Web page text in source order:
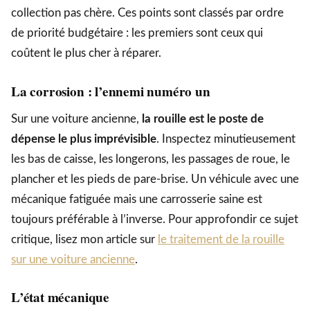
collection pas chère. Ces points sont classés par ordre
de priorité budgétaire : les premiers sont ceux qui
coûtent le plus cher à réparer.
La corrosion : l’ennemi numéro un
Sur une voiture ancienne, la rouille est le poste de
dépense le plus imprévisible. Inspectez minutieusement
les bas de caisse, les longerons, les passages de roue, le
plancher et les pieds de pare-brise. Un véhicule avec une
mécanique fatiguée mais une carrosserie saine est
toujours préférable à l’inverse. Pour approfondir ce sujet
critique, lisez mon article sur le traitement de la rouille
sur une voiture ancienne.
L’état mécanique